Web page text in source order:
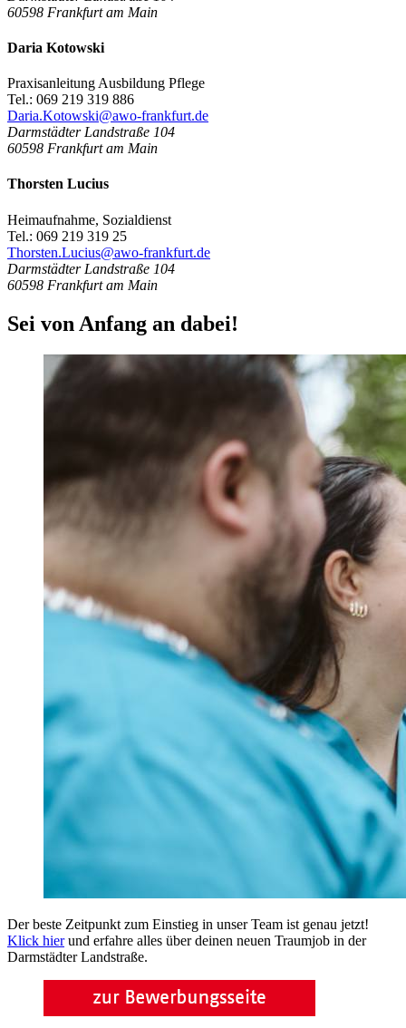
60598 Frankfurt am Main
Daria Kotowski
Praxisanleitung Ausbildung Pflege
Tel.: 069 219 319 886
Daria.Kotowski@awo-frankfurt.de
Darmstädter Landstraße 104
60598 Frankfurt am Main
Thorsten Lucius
Heimaufnahme, Sozialdienst
Tel.: 069 219 319 25
Thorsten.Lucius@awo-frankfurt.de
Darmstädter Landstraße 104
60598 Frankfurt am Main
Sei von Anfang an dabei!
Der beste Zeitpunkt zum Einstieg in unser Team ist genau jetzt!
Klick hierund erfahre alles über deinen neuen Traumjob in der
Darmstädter Landstraße.